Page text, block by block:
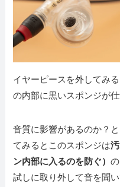
イヤーピースを外してみ
の内部に黒いスポンジが
音質に影響があるのか？
てみるとこのスポンジは
ン内部に入るのを防ぐ）
試しに取り外して音を聞